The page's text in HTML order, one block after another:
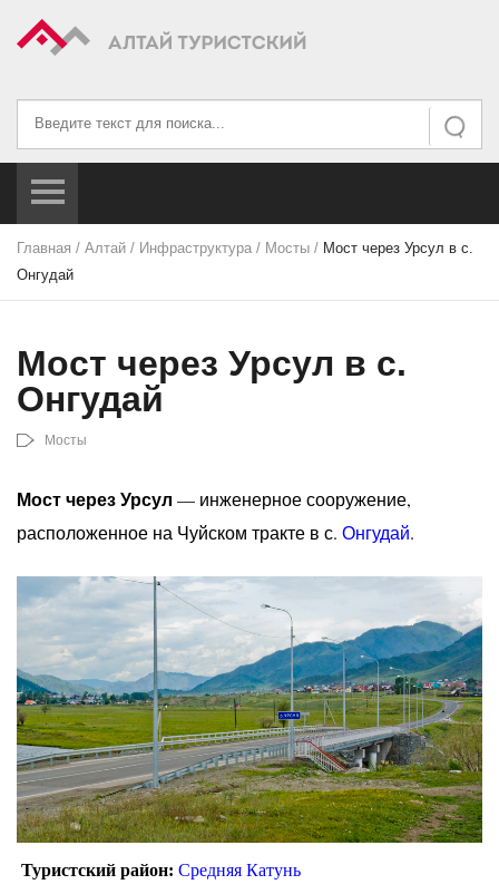
Искать
Искать...
Главная / Алтай / Инфраструктура / Мосты / Мост через Урсул в с.
Онгудай
Мост через Урсул в с.
Онгудай
Мосты
Мост через Урсул — инженерное сооружение,
расположенное на Чуйском тракте в с. Онгудай.
Туристский район: Средняя Катунь